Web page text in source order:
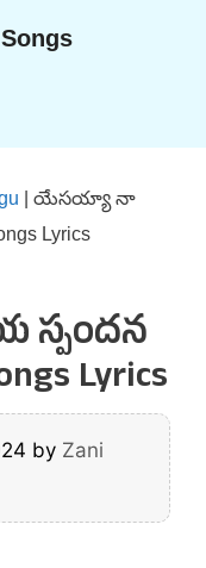
యేసయ్యా నా
Lyrics
Lyrics
by Zani